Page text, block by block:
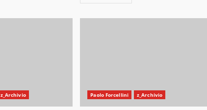
z_Archivio Paolo Forcellini z_Archivio